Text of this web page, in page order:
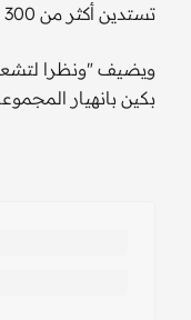
تستدين أكثر من 300 مليار دولار"
ويضيف "ونظرا
بكين بانهيار